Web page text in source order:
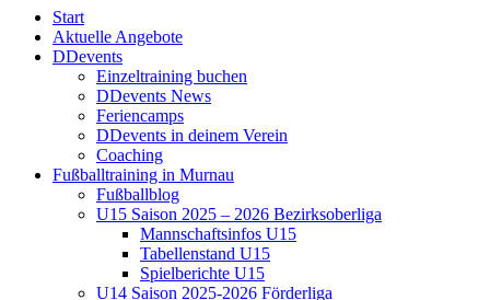
Start
Aktuelle Angebote
DDevents
Einzeltraining buchen
DDevents News
Feriencamps
DDevents in deinem Verein
Coaching
Fußballtraining in Murnau
Fußballblog
U15 Saison 2025 – 2026 Bezirksoberliga
Mannschaftsinfos U15
Tabellenstand U15
Spielberichte U15
U14 Saison 2025-2026 Förderliga